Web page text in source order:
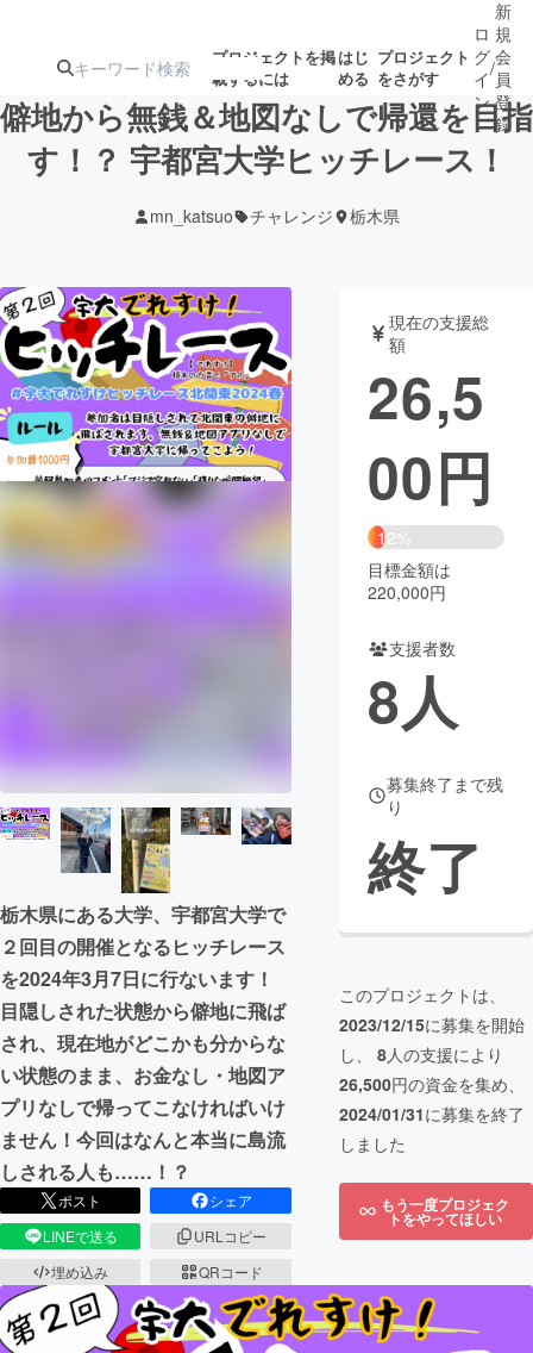
プロジェクトを掲
載するには
はじ
める
プロジェクト
をさがす
ターン
ジェクト
募集終了が近いプ
ロジェクト
アート・写真 音楽
テクノロジー・ガジェット ゲーム・
映像・映画 書籍・雑誌
ビジネス・起業 チャレンジ
まちづくり・地域活性化
CAMPFIRE Creation
コミュニティ
ロ
グ
イ
ン
/
新
規
会
員
登
録
僻地から無銭＆地図なしで帰還を目指
す︎！？ 宇都宮大学ヒッチレース！
mn_katsuo チャレンジ 栃木県
栃木県にある大学、宇都宮大学で
２回目の開催となるヒッチレース
を2024年3月7日に行ないます！
目隠しされた状態から僻地に飛ば
され、現在地がどこかも分からな
い状態のまま、お金なし・地図ア
プリなしで帰ってこなければいけ
ません！今回はなんと本当に島流
しされる人も……！？
ポスト
シェア
LINEで送る
URLコピー
埋め込み
QRコード
現在の支援総
額
26,5
00円
12%
目標金額は
220,000円
支援者数
8人
募集終了まで残
り
終了
このプロジェクトは、
2023/12/15に募集を開始
し、 8人の支援により
26,500円の資金を集め、
2024/01/31に募集を終了
しました
もう一度プロジェク
トをやってほしい